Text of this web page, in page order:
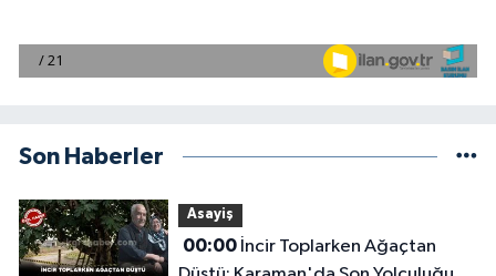
Son Haberler
Asayiş
00:00İncir Toplarken Ağaçtan